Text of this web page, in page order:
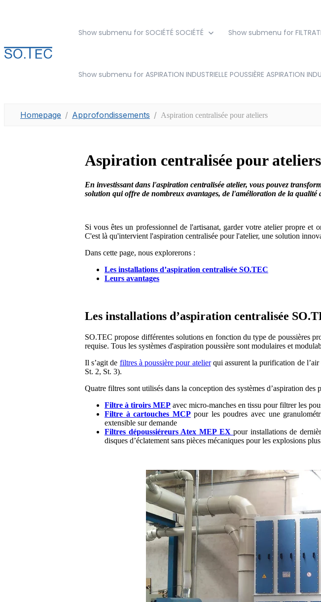
Show submenu for SOCIÉTÉ SOCIÉTÉ Show submenu for
Show submenu for ASPIRATION INDUSTRIELLE POUSSIÈRE ASPIRATION
Homepage Approfondissements Aspiration centralisée pour ateliers
Aspiration centralisée pour ateliers
En investissant dans l'aspiration centralisée atelier, vous pouvez
solution qui offre de nombreux avantages, de l'amélioration de la
Si vous êtes un professionnel de l'artisanat, garder votre atelier propre
C'est là qu'intervient l'aspiration centralisée pour l'atelier, une solution
Dans cette page, nous explorerons :
Les installations d’aspiration centralisée SO.TEC
Leurs avantages
Les installations d’aspiration centralisée
SO.TEC propose différentes solutions en fonction du type de poussières
requise. Tous les systèmes d'aspiration poussière sont modulaires et
Il s’agit de filtres à poussière pour atelierqui assurent la purification de l’air
St. 2, St. 3).
Quatre filtres sont utilisés dans la conception des systèmes d’aspiration des
Filtre à tiroirs MEP avec micro-manches en tissu pour filtrer les
Filtre à cartouches MCPpour les poudres avec une
extensible sur demande
Filtres dépoussiéreurs Atex MEP EXpour installations de
disques d’éclatement sans pièces mécaniques pour les explosions